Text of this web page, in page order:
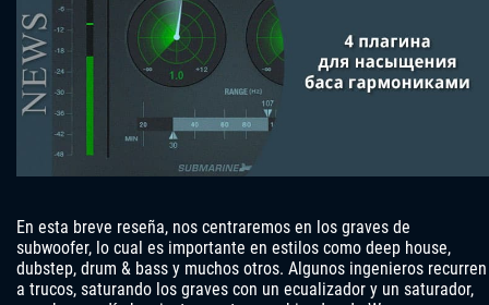
En esta breve reseña, nos centraremos en los graves de
subwoofer, lo cual es importante en estilos como deep house,
dubstep, drum & bass y muchos otros. Algunos ingenieros recurren
a trucos, saturando los graves con un ecualizador y un saturador,